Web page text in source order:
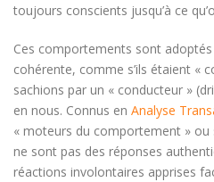
toujours conscients jusqu’à ce
Ces comportements sont
cohérente, comme s’ils étaient «
sachions par un « conducteur »
en nous. Connus en Analyse
« moteurs du comportement »
ne sont pas des réponses
réactions involontaires apprises